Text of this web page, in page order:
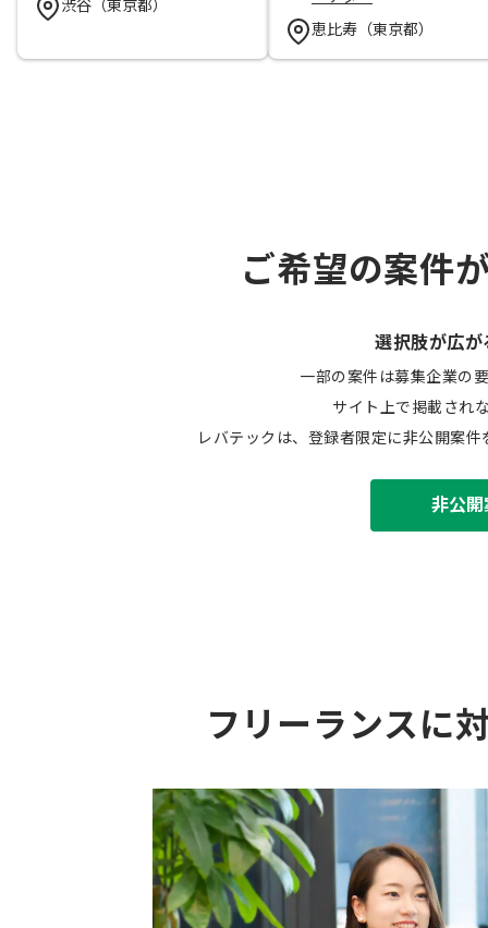
渋谷（東京都）
恵比寿（東京都）
ご希望の案件
選択肢が広が
一部の案件は募集企業の
サイト上で掲載され
レバテックは、登録者限定に非公開案
非公
フリーランスに